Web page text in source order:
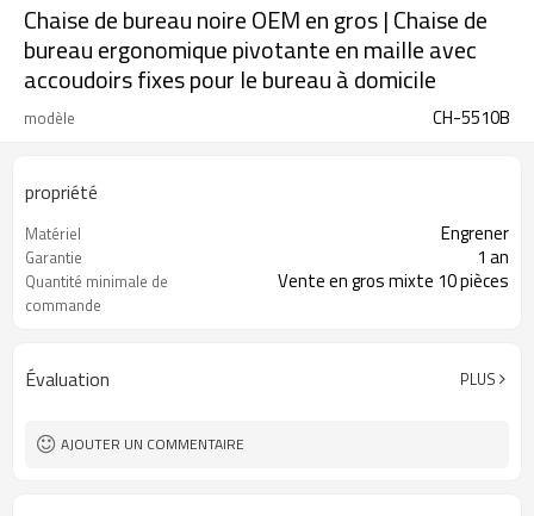
Chaise de bureau noire OEM en gros | Chaise de
bureau ergonomique pivotante en maille avec
accoudoirs fixes pour le bureau à domicile
modèle CH-5510B
propriété
Matériel Engrener
Garantie 1 an
Quantité minimale de
commande
Vente en gros mixte 10 pièces
Évaluation PLUS
AJOUTER UN COMMENTAIRE